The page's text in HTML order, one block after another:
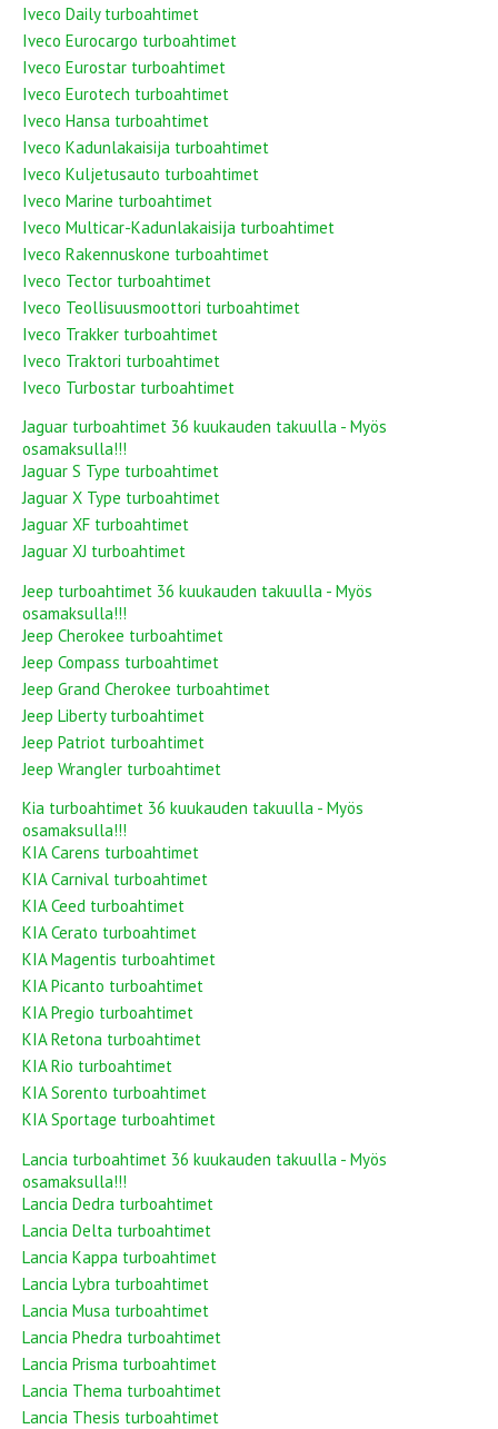
Iveco Daily turboahtimet
Iveco Eurocargo turboahtimet
Iveco Eurostar turboahtimet
Iveco Eurotech turboahtimet
Iveco Hansa turboahtimet
Iveco Kadunlakaisija turboahtimet
Iveco Kuljetusauto turboahtimet
Iveco Marine turboahtimet
Iveco Multicar-Kadunlakaisija turboahtimet
Iveco Rakennuskone turboahtimet
Iveco Tector turboahtimet
Iveco Teollisuusmoottori turboahtimet
Iveco Trakker turboahtimet
Iveco Traktori turboahtimet
Iveco Turbostar turboahtimet
Jaguar turboahtimet 36 kuukauden takuulla - Myös
osamaksulla!!!
Jaguar S Type turboahtimet
Jaguar X Type turboahtimet
Jaguar XF turboahtimet
Jaguar XJ turboahtimet
Jeep turboahtimet 36 kuukauden takuulla - Myös
osamaksulla!!!
Jeep Cherokee turboahtimet
Jeep Compass turboahtimet
Jeep Grand Cherokee turboahtimet
Jeep Liberty turboahtimet
Jeep Patriot turboahtimet
Jeep Wrangler turboahtimet
Kia turboahtimet 36 kuukauden takuulla - Myös
osamaksulla!!!
KIA Carens turboahtimet
KIA Carnival turboahtimet
KIA Ceed turboahtimet
KIA Cerato turboahtimet
KIA Magentis turboahtimet
KIA Picanto turboahtimet
KIA Pregio turboahtimet
KIA Retona turboahtimet
KIA Rio turboahtimet
KIA Sorento turboahtimet
KIA Sportage turboahtimet
Lancia turboahtimet 36 kuukauden takuulla - Myös
osamaksulla!!!
Lancia Dedra turboahtimet
Lancia Delta turboahtimet
Lancia Kappa turboahtimet
Lancia Lybra turboahtimet
Lancia Musa turboahtimet
Lancia Phedra turboahtimet
Lancia Prisma turboahtimet
Lancia Thema turboahtimet
Lancia Thesis turboahtimet